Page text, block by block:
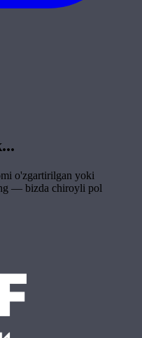
o'zgartirilgan yoki
— bizda chiroyli pol